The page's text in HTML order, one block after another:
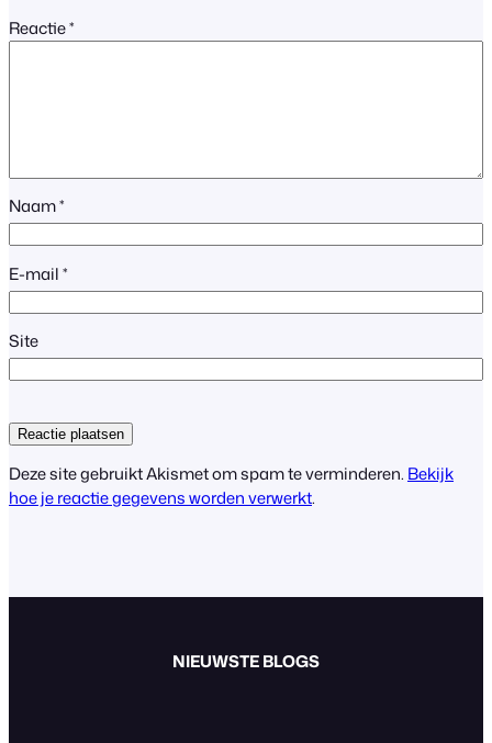
Reactie*
Naam*
E-mail*
Site
Deze site gebruikt Akismet om spam te verminderen. Bekijk
hoe je reactie gegevens worden verwerkt.
NIEUWSTE BLOGS